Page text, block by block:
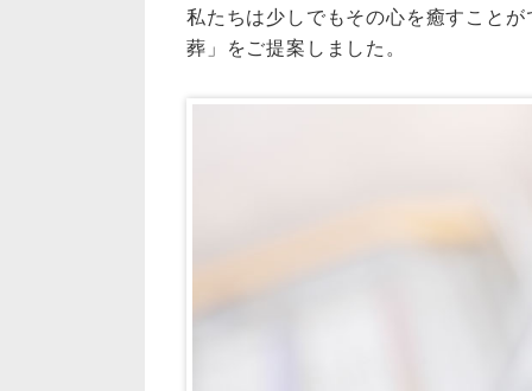
私たちは少しでもその心を癒すこと
葬」をご提案しました。